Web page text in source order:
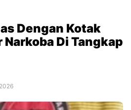
Dengan Kotak
Narkoba Di Tangkap